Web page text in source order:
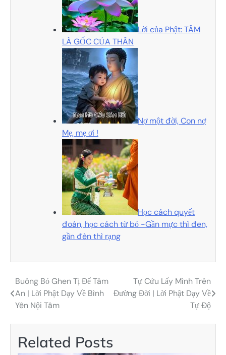
Lời của Phật: TÂM
LÀ GỐC CỦA THÂN
Nợ một đời, Con nợ
Mẹ, mẹ ơi !
Học cách quyết
đoán, học cách từ bỏ -Gần mực thì đen,
gần đèn thì rạng
Điều
hướng
bài
viết
Buông Bỏ Ghen Tị Để Tâm
An | Lời Phật Dạy Về Bình
Yên Nội Tâm
Tự Cứu Lấy Mình Trên
Đường Đời | Lời Phật Dạy Về
Tự Độ
Related Posts